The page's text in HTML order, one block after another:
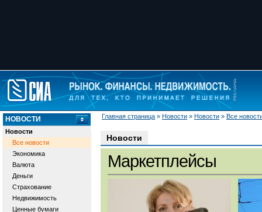
Главная страница » Новости » Новости » Все
НОВОСТИ
Новости
Все новости
Экономика
Валюта
Деньги
Страхование
Недвижимость
Ценные бумаги
Новости
Маркетплейсы